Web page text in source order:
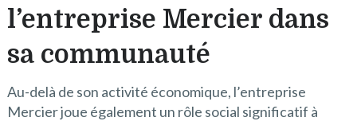
l’entreprise Mercier dans
sa communauté
Au-delà de son activité économique, l’entreprise
Mercier joue également un rôle social significatif à